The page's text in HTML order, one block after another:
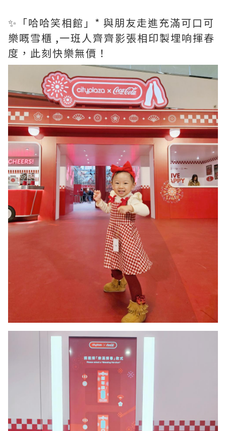
✨️「哈哈笑相館」* 與朋友走進充滿可口可
樂嘅雪櫃 ,一班人齊齊影張相印製埋响揮春
度，此刻快樂無價！